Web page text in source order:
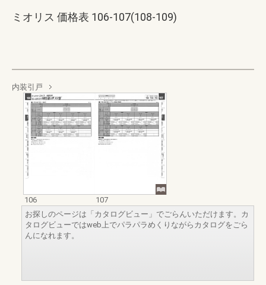
ミオリス 価格表 106-107(108-109)
内装引戸
106
107
お探しのページは「カタログビュー」でごらんいただけます。カ
タログビューではweb上でパラパラめくりながらカタログをごら
んになれます。